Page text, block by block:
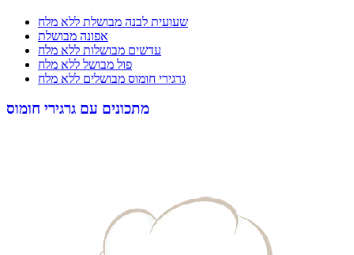
שעועית לבנה מבושלת ללא מלח
אפונה מבושלת
עדשים מבושלות ללא מלח
פול מבושל ללא מלח
גרגירי חומוס מבושלים ללא מלח
מתכונים עם גרגירי חומוס